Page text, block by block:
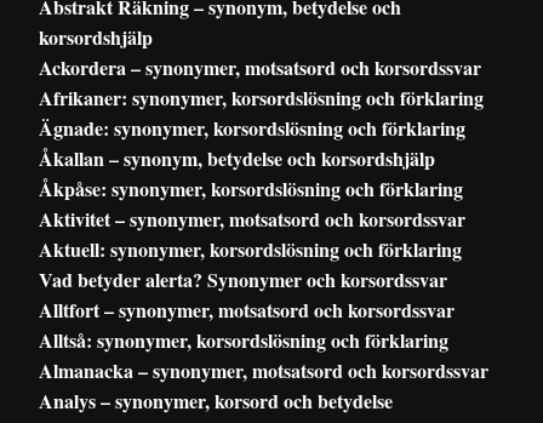
Abstrakt Räkning – synonym, betydelse och
korsordshjälp
Ackordera – synonymer, motsatsord och korsordssvar
Afrikaner: synonymer, korsordslösning och förklaring
Ägnade: synonymer, korsordslösning och förklaring
Åkallan – synonym, betydelse och korsordshjälp
Åkpåse: synonymer, korsordslösning och förklaring
Aktivitet – synonymer, motsatsord och korsordssvar
Aktuell: synonymer, korsordslösning och förklaring
Vad betyder alerta? Synonymer och korsordssvar
Alltfort – synonymer, motsatsord och korsordssvar
Alltså: synonymer, korsordslösning och förklaring
Almanacka – synonymer, motsatsord och korsordssvar
Analys – synonymer, korsord och betydelse